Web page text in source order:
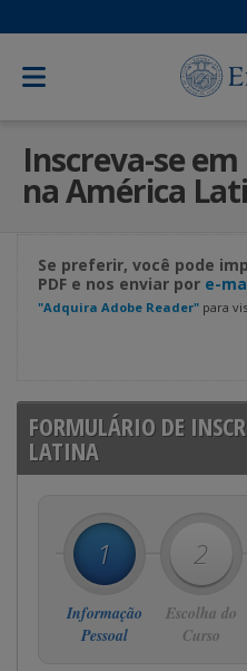
Inscreva-se
na América
Se preferir, você pode
PDF e nos enviar por e-
"Adquira Adobe Reader" para
FORMULÁRIO DE
LATINA
1
Informação
Pessoal
2
Escolha do
Curso